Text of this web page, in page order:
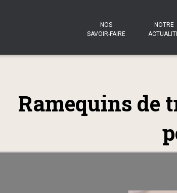
NOS
SAVOIR-FAIRE
NOTRE
Ramequins de